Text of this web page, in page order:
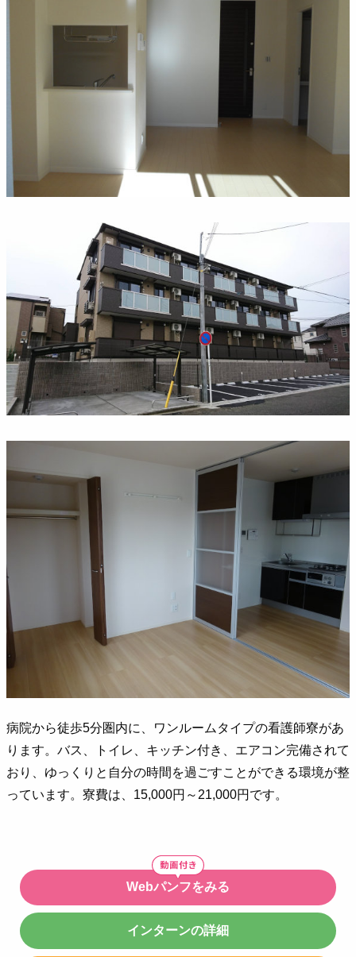
病院から徒歩5分圏内に、ワンルームタイプの看護師寮があ
ります。バス、トイレ、キッチン付き、エアコン完備されて
おり、ゆっくりと自分の時間を過ごすことができる環境が整
っています。寮費は、15,000円～21,000円です。
Webパンフをみる
インターンの詳細